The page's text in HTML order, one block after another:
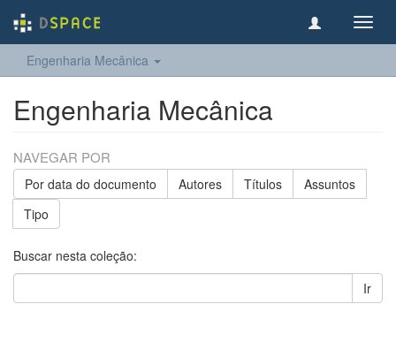
Engenharia Mecânica
Engenharia Mecânica
NAVEGAR POR
Por data do documento Autores Títulos
Assuntos
Tipo
Buscar nesta coleção:
Ir